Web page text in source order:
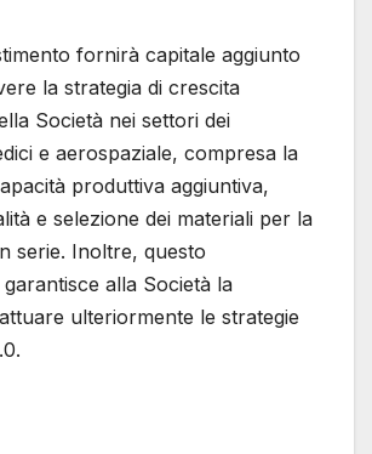
fornirà capitale aggiunto
la strategia di crescita
Società nei settori dei
e aerospaziale, compresa la
produttiva aggiuntiva,
e selezione dei materiali per la
serie. Inoltre, questo
alla Società la
ulteriormente le strategie